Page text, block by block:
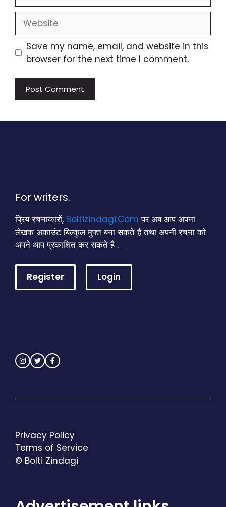
Website
Save my name, email, and website in this
browser for the next time I comment.
For writers.
प्रिय रचनाकारों, Boltizindagi.Com पर अब आप अपना
लेखक अकाउंट बिल्कुल मुफ्त बना सकते है तथा अपनी रचना को
अपने आप प्रकाशित कर सकते है .
Register Login
© Bolti Zindagi
Privacy Policy
Terms of Service